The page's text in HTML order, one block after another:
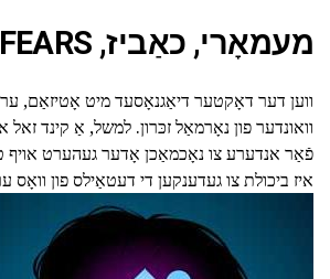
מעמאָרי, כאַביז, FEARS
ווען דער דאָקטער דיאַגנאָסעד מיט אָטיזאַם,
וואונדער פון נאָרמאַל זכּרון. למשל, אַ קינד זאל
פֿאַר אנדערע צו נאָכמאַכן אָדער געהערט אויף
איז ביכולת צו געדענקען די דעטאַילס פון וואָס